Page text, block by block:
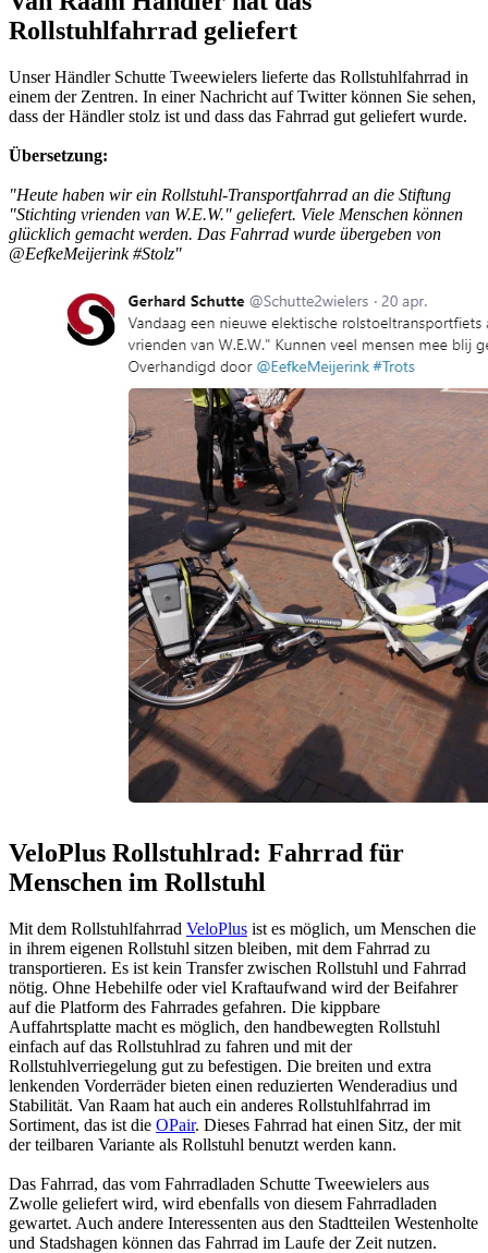
Rollstuhlfahrrad geliefert
Unser Händler Schutte Tweewielers lieferte das Rollstuhlfahrrad in
einem der Zentren. In einer Nachricht auf Twitter können Sie sehen,
dass der Händler stolz ist und dass das Fahrrad gut geliefert wurde.
Übersetzung:
"Heute haben wir ein Rollstuhl-Transportfahrrad an die Stiftung
"Stichting vrienden van W.E.W." geliefert. Viele Menschen können
glücklich gemacht werden. Das Fahrrad wurde übergeben von
@EefkeMeijerink #Stolz"
VeloPlus Rollstuhlrad: Fahrrad für
Menschen im Rollstuhl
Mit dem Rollstuhlfahrrad VeloPlus ist es möglich, um Menschen die
in ihrem eigenen Rollstuhl sitzen bleiben, mit dem Fahrrad zu
transportieren. Es ist kein Transfer zwischen Rollstuhl und Fahrrad
nötig. Ohne Hebehilfe oder viel Kraftaufwand wird der Beifahrer
auf die Platform des Fahrrades gefahren. Die kippbare
Auffahrtsplatte macht es möglich, den handbewegten Rollstuhl
einfach auf das Rollstuhlrad zu fahren und mit der
Rollstuhlverriegelung gut zu befestigen. Die breiten und extra
lenkenden Vorderräder bieten einen reduzierten Wenderadius und
Stabilität. Van Raam hat auch ein anderes Rollstuhlfahrrad im
Sortiment, das ist die OPair. Dieses Fahrrad hat einen Sitz, der mit
der teilbaren Variante als Rollstuhl benutzt werden kann.
Das Fahrrad, das vom Fahrradladen Schutte Tweewielers aus
Zwolle geliefert wird, wird ebenfalls von diesem Fahrradladen
gewartet. Auch andere Interessenten aus den Stadtteilen Westenholte
und Stadshagen können das Fahrrad im Laufe der Zeit nutzen.